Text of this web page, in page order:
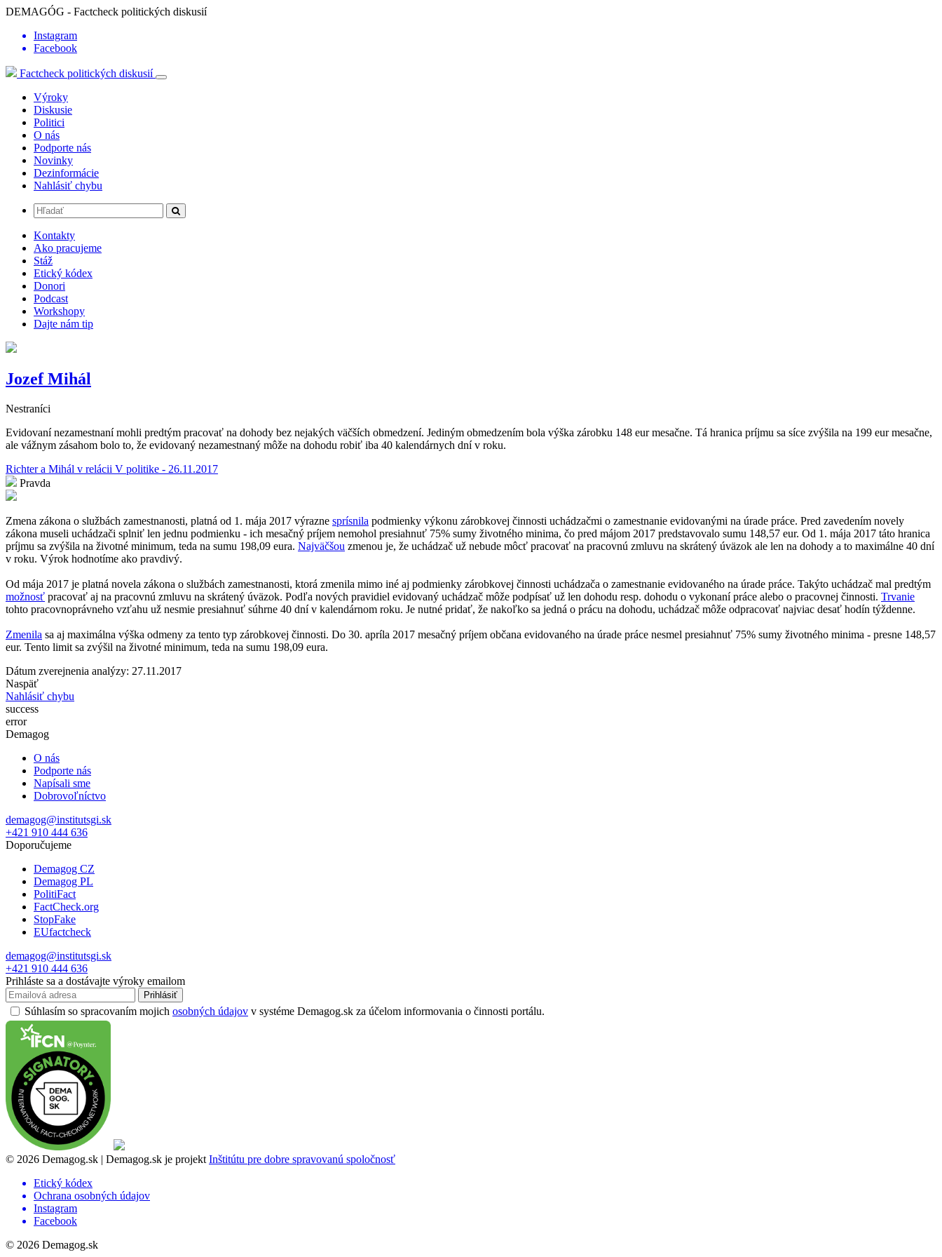
DEMAGÓG - Factcheck politických diskusií
Instagram
Facebook
Factcheck politických diskusií
Výroky
Diskusie
Politici
O nás
Podporte nás
Novinky
Dezinformácie
Nahlásiť chybu
Kontakty
Ako pracujeme
Stáž
Etický kódex
Donori
Podcast
Workshopy
Dajte nám tip
Jozef Mihál
Nestraníci
Evidovaní nezamestnaní mohli predtým pracovať na dohody bez nejakých väčších obmedzení. Jediným obmedzením bola výška zárobku 148 eur mesačne. Tá hranica príjmu sa síce zvýšila na 199 eur mesačne,
ale vážnym zásahom bolo to, že evidovaný nezamestnaný môže na dohodu robiť iba 40 kalendárnych dní v roku.
Richter a Mihál v relácii V politike - 26.11.2017
Pravda
Zmena zákona o službách zamestnanosti, platná od 1. mája 2017 výrazne sprísnila podmienky výkonu zárobkovej činnosti uchádzačmi o zamestnanie evidovanými na úrade práce. Pred zavedením novely
zákona museli uchádzači splniť len jednu podmienku - ich mesačný príjem nemohol presiahnuť 75% sumy životného minima, čo pred májom 2017 predstavovalo sumu 148,57 eur. Od 1. mája 2017 táto hranica
príjmu sa zvýšila na životné minimum, teda na sumu 198,09 eura. Najväčšou zmenou je, že uchádzač už nebude môcť pracovať na pracovnú zmluvu na skrátený úväzok ale len na dohody a to maximálne 40 dní
v roku. Výrok hodnotíme ako pravdivý.
Od mája 2017 je platná novela zákona o službách zamestnanosti, ktorá zmenila mimo iné aj podmienky zárobkovej činnosti uchádzača o zamestnanie evidovaného na úrade práce. Takýto uchádzač mal predtým
možnosť pracovať aj na pracovnú zmluvu na skrátený úväzok. Podľa nových pravidiel evidovaný uchádzač môže podpísať už len dohodu resp. dohodu o vykonaní práce alebo o pracovnej činnosti. Trvanie
tohto pracovnoprávneho vzťahu už nesmie presiahnuť súhrne 40 dní v kalendárnom roku. Je nutné pridať, že nakoľko sa jedná o prácu na dohodu, uchádzač môže odpracovať najviac desať hodín týždenne.
Zmenila sa aj maximálna výška odmeny za tento typ zárobkovej činnosti. Do 30. apríla 2017 mesačný príjem občana evidovaného na úrade práce nesmel presiahnuť 75% sumy životného minima - presne 148,57
eur. Tento limit sa zvýšil na životné minimum, teda na sumu 198,09 eura.
Dátum zverejnenia analýzy: 27.11.2017
Naspäť
Nahlásiť chybu
success
error
Demagog
O nás
Podporte nás
Napísali sme
Dobrovoľníctvo
demagog@institutsgi.sk
+421 910 444 636
Doporučujeme
Demagog CZ
Demagog PL
PolitiFact
FactCheck.org
StopFake
EUfactcheck
demagog@institutsgi.sk
+421 910 444 636
Prihláste sa a dostávajte výroky emailom
Prihlásiť
Súhlasím so spracovaním mojich osobných údajov v systéme Demagog.sk za účelom informovania o činnosti portálu.
© 2026 Demagog.sk | Demagog.sk je projekt Inštitútu pre dobre spravovanú spoločnosť
Etický kódex
Ochrana osobných údajov
Instagram
Facebook
© 2026 Demagog.sk